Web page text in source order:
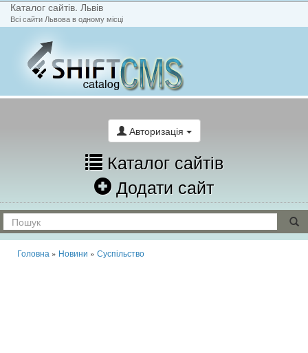
Каталог сайтів. Львів
Всі сайти Львова в одному місці
Авторизація
Каталог сайтів
Додати сайт
Головна » Новини » Суспільство